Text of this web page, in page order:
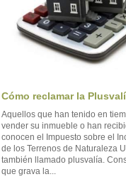
Cómo reclamar la
Aquellos que han tenido en
vender su inmueble o han
conocen el Impuesto sobre el
de los Terrenos de Naturaleza
también llamado plusvalía.
que grava la...